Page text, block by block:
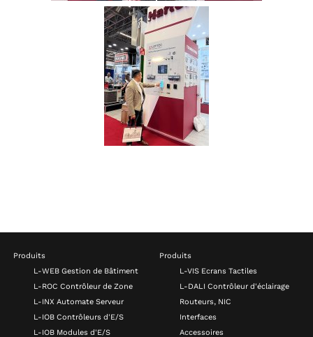
Produits
L-WEB Gestion de Bâtiment
L-ROC Contrôleur de Zone
L-INX Automate Serveur
L-IOB Contrôleurs d'E/S
L-IOB Modules d'E/S
Produits
L-VIS Ecrans Tactiles
L-DALI Contrôleur d'éclairage
Routeurs, NIC
Interfaces
Accessoires